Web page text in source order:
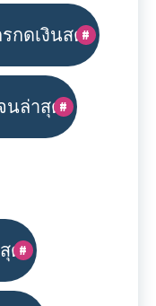
กดเงินสด
นล่าสุด
ด